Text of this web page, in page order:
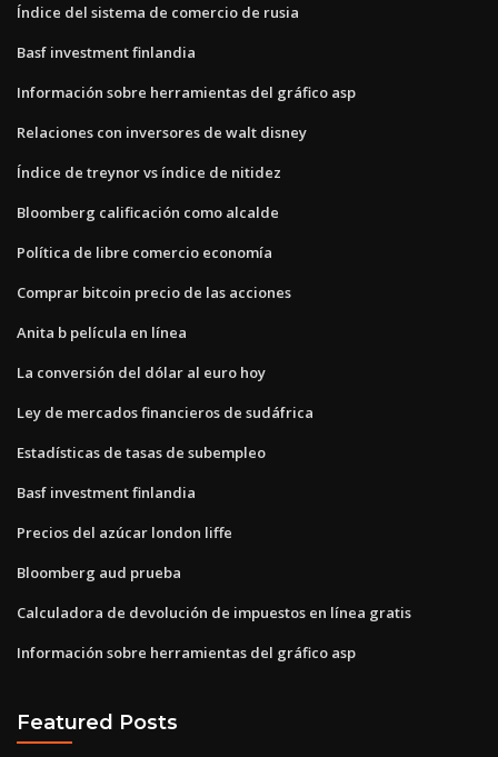
Índice del sistema de comercio de rusia
Basf investment finlandia
Información sobre herramientas del gráfico asp
Relaciones con inversores de walt disney
Índice de treynor vs índice de nitidez
Bloomberg calificación como alcalde
Política de libre comercio economía
Comprar bitcoin precio de las acciones
Anita b película en línea
La conversión del dólar al euro hoy
Ley de mercados financieros de sudáfrica
Estadísticas de tasas de subempleo
Basf investment finlandia
Precios del azúcar london liffe
Bloomberg aud prueba
Calculadora de devolución de impuestos en línea gratis
Información sobre herramientas del gráfico asp
Featured Posts